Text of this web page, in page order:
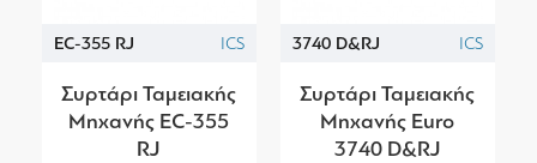
EC-355 RJ ICS
Συρτάρι Ταμειακής
Μηχανής EC-355
RJ
3740 D&RJ ICS
Συρτάρι Ταμειακής
Μηχανής Euro
3740 D&RJ